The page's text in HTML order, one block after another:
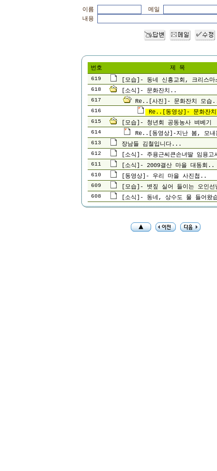
이름
메일
내용
번호 제 목
619 [모습]- 동네 신흥교회, 크리스
618 [소식]- 문화잔치..
617 Re..[사진]- 문화잔치 모습
616 Re..[동영상]- 문화잔
615 [모습]- 청년회 공동농사 벼베기
614 Re..[동영상]-지난 봄, 모
613 장남들 김철입니다...
612 [소식]- 주용근씨큰손녀딸 임용
611 [소식]- 2009결산 마을 대동회..
610 [동영상]- 우리 마을 사진첩..
609 [모습]- 볏짚 실어 들이는 오인
608 [소식]- 동네, 상수도 물 들어왔